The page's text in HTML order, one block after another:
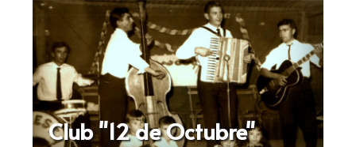
Club "12 de Octubre"